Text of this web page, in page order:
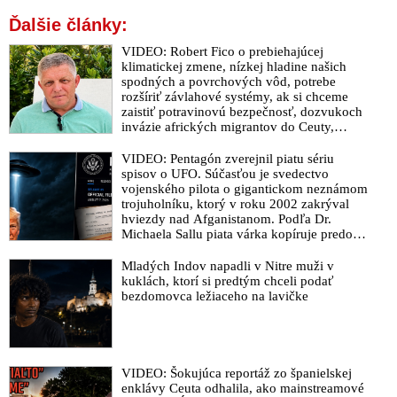
VIDEO: Fico prezentoval ďalšie šokujúce dôkazy o výčíňaní
čurillovcov. Bývalý ministerský predseda vyzval na zadržanie a
vzatie do väzby obvineného vyšetrovateľa NAKA Pavla
Ďurku, ktorého Čaputovo-Ódorov režim nielenže chráni, ale
dal mu aj významnú funkciu v rámci policajnej inšpekcie, aby
maril vyšetrovanie proti policajtom manipulujúcich trestné
konania
Policajti pod vedením Hamrana bezohľadne naďalej
zneužívajú svoju moc. Po vyšetrovateľke Santusovej aj ďalší
policajt z Úradu inšpekčnej služby adresoval list Ódorovi,
ktorému sa už rezort vnútra začína vymykať spod kontroly.
Dosadené vedenie policajnej inšpekcie úplne stratilo súdnosť a
ničoho ,,Ponižujúco a bezohľadne zneužívajú moc a
postavenie na dosiahnutie svojho cieľov,“ píše premiérovi šéf
policajnej inšpekcie v Košiciach
DOKUMENT: „Keď si toto národ prečíta, tak si môže urobiť
úplný obraz o stave našej polície. Hnus a hnoj,“ píše niekdajší
šéf policajnej inšpekcie Ševčík, ktorý zverejnil šokujúci obsah
podania vyšetrovateľky ÚIS Santusovej voči čurillovcom
Ďalšie články:
VIDEO: Robert Fico o prebiehajúcej
klimatickej zmene, nízkej hladine našich
spodných a povrchových vôd, potrebe
rozšíriť závlahové systémy, ak si chceme
zaistiť potravinovú bezpečnosť, dozvukoch
invázie afrických migrantov do Ceuty,
Mečiarom, ktorý podráždil progresívnych
liberálov, ale aj o klamstvách Sorosovho
denníka SME brániaceho pedofilov
VIDEO: Pentagón zverejnil piatu sériu
spisov o UFO. Súčasťou je svedectvo
vojenského pilota o gigantickom neznámom
trojuholníku, ktorý v roku 2002 zakrýval
hviezdy nad Afganistanom. Podľa Dr.
Michaela Sallu piata várka kopíruje predošlé
UFO robí nudnou
Mladých Indov napadli v Nitre muži v
kuklách, ktorí si predtým chceli podať
bezdomovca ležiaceho na lavičke
VIDEO: Šokujúca reportáž zo španielskej
enklávy Ceuta odhalila, ako mainstreamové